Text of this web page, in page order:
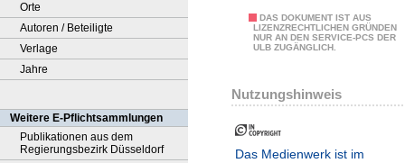
Orte
Autoren / Beteiligte
Verlage
Jahre
Weitere E-Pflichtsammlungen
Publikationen aus dem
Regierungsbezirk Düsseldorf
DAS DOKUMENT IST AUS
LIZENZRECHTLICHEN GRÜNDEN
NUR AN DEN SERVICE-PCS DER
ULB ZUGÄNGLICH.
Nutzungshinweis
Das Medienwerk ist im